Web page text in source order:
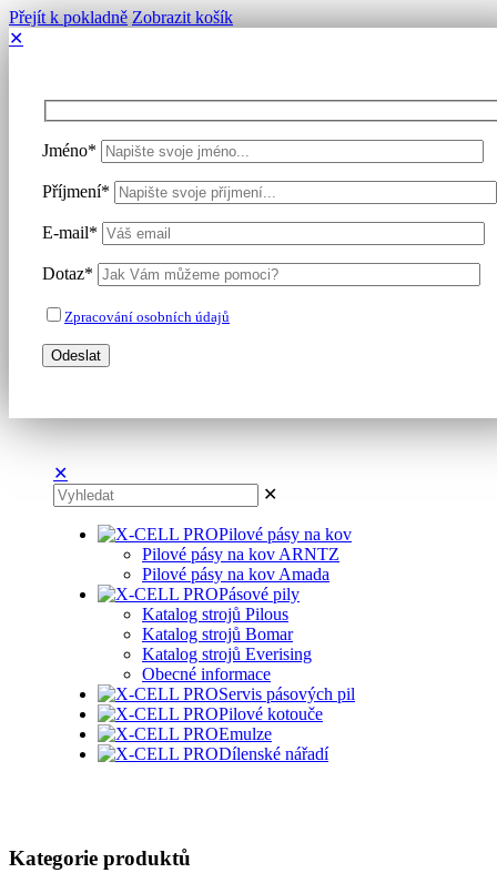
Přejít k pokladně Zobrazit košík
✕
Jméno*
Příjmení*
E-mail*
Dotaz*
Zpracování osobních údajů
✕
✕
Pilové pásy na kov
Pilové pásy na kov ARNTZ
Pilové pásy na kov Amada
Pásové pily
Katalog strojů Pilous
Katalog strojů Bomar
Katalog strojů Everising
Obecné informace
Servis pásových pil
Pilové kotouče
Emulze
Dílenské nářadí
Kategorie produktů